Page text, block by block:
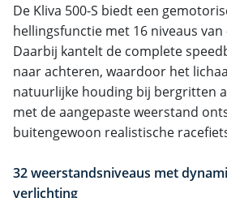
De Kliva 500-S biedt een
hellingsfunctie met 16 niveaus van
Daarbij kantelt de complete
naar achteren, waardoor het
natuurlijke houding bij bergritten
met de aangepaste weerstand
buitengewoon realistische
32 weerstandsniveaus met
verlichting